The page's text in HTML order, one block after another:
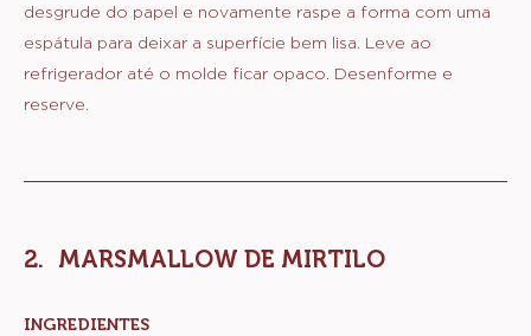
desgrude do papel e novamente raspe a forma com uma
espátula para deixar a superfície bem lisa. Leve ao
refrigerador até o molde ficar opaco. Desenforme e
reserve.
MARSMALLOW DE MIRTILO
INGREDIENTES